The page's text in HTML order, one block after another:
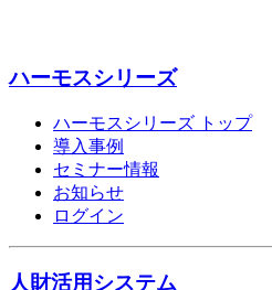
ハーモスシリーズ
ハーモスシリーズ トップ
導入事例
セミナー情報
お知らせ
ログイン
人財活用システム